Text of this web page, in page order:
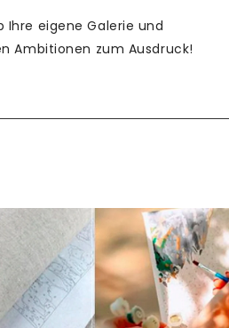
Ihre eigene Galerie und
Ambitionen zum Ausdruck!